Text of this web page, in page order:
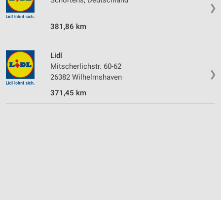
❯
381,86 km
❯
Lidl
Mitscherlichstr. 60-62
26382 Wilhelmshaven
371,45 km